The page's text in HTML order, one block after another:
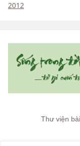
2012
Thư viện